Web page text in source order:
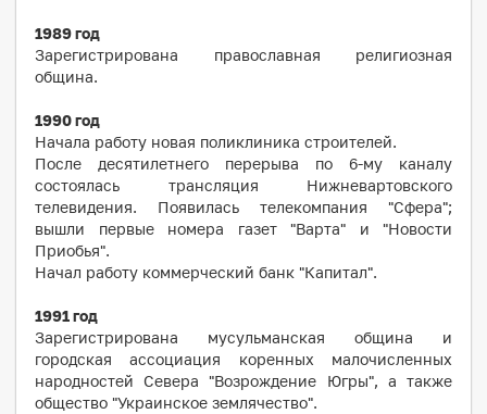
1989год
Зарегистрирована православная религиозная
община.
1990год
Начала работу новая поликлиника строителей.
После десятилетнего перерыва по 6-му каналу
состоялась трансляция Нижневартовского
телевидения. Появилась телекомпания "Сфера";
вышли первые номера газет "Варта" и "Новости
Приобья".
Начал работу коммерческий банк "Капитал".
1991год
Зарегистрирована мусульманская община и
городская ассоциация коренных малочисленных
народностей Севера "Возрождение Югры", а также
общество "Украинское землячество".